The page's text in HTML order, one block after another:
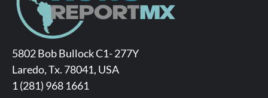
5802 Bob Bullock C1- 277Y
Laredo, Tx. 78041, USA
1 (281) 968 1661